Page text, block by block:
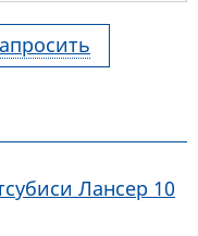
Лансер 10